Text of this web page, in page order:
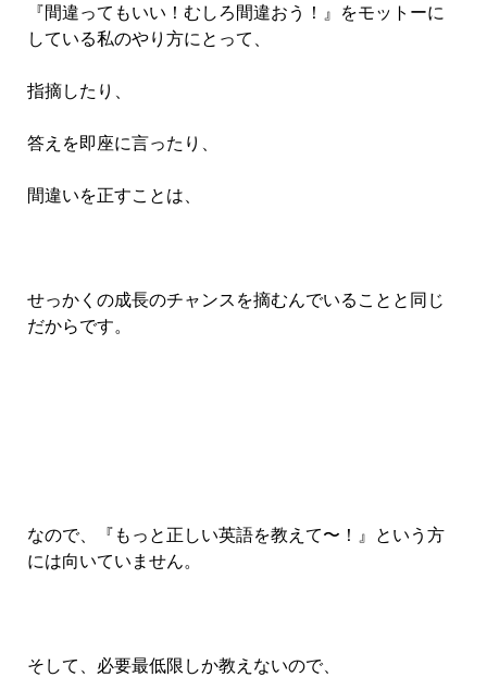
『間違ってもいい！むしろ間違おう！』をモットーに
している私のやり方にとって、
指摘したり、
答えを即座に言ったり、
間違いを正すことは、
せっかくの成長のチャンスを摘むんでいることと同じ
だからです。
なので、『もっと正しい英語を教えて〜！』という方
には向いていません。
そして、必要最低限しか教えないので、